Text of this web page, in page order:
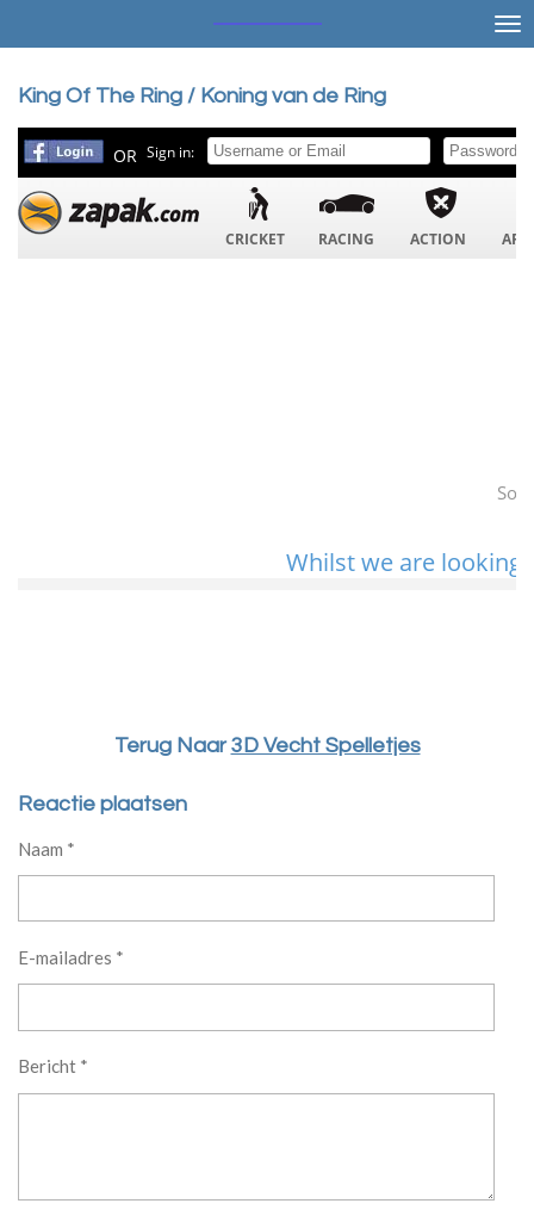
direct
de
hoofdinhoud
King Of The Ring / Koning van de Ring
Terug Naar3D Vecht Spelletjes
Reactie plaatsen
Naam *
E-mailadres *
Bericht *